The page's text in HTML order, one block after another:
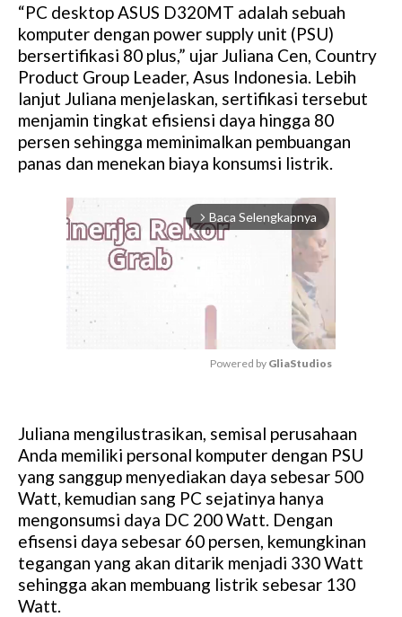
“PC desktop ASUS D320MT adalah sebuah
komputer dengan power supply unit (PSU)
bersertifikasi 80 plus,” ujar Juliana Cen, Country
Product Group Leader, Asus Indonesia. Lebih
lanjut Juliana menjelaskan, sertifikasi tersebut
menjamin tingkat efisiensi daya hingga 80
persen sehingga meminimalkan pembuangan
panas dan menekan biaya konsumsi listrik.
arrow_forward_ios Baca Selengkapnya
t
e
Powered by GliaStudios
Juliana mengilustrasikan, semisal perusahaan
Anda memiliki personal komputer dengan PSU
yang sanggup menyediakan daya sebesar 500
Watt, kemudian sang PC sejatinya hanya
mengonsumsi daya DC 200 Watt. Dengan
efisensi daya sebesar 60 persen, kemungkinan
tegangan yang akan ditarik menjadi 330 Watt
sehingga akan membuang listrik sebesar 130
Watt.